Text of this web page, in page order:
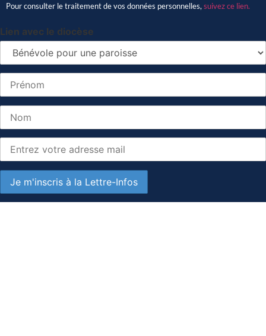
Pour consulter le traitement de vos données personnelles, suivez ce lien.
Lien avec le diocèse